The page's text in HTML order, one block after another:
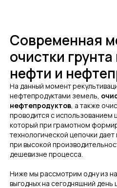
Современная
очистки
нефти и
На данный момент
нефтепродуктами земель,
нефтепродуктов, а также
проводится с использованием
который при грамотном
технологической цепочки
при высокой
дешевизне процесса.
Ниже мы рассмотрим одну из
выгодных на сегодняшний день